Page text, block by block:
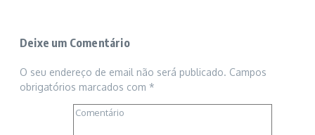
Deixe um Comentário
O seu endereço de email não será publicado. Campos
obrigatórios marcados com *